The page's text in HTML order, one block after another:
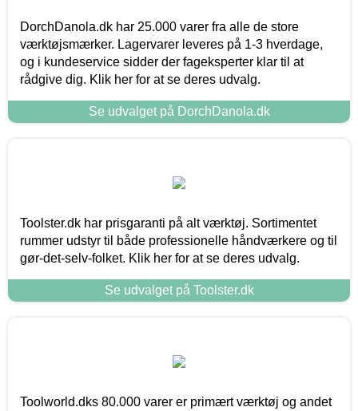
DorchDanola.dk har 25.000 varer fra alle de store
værktøjsmærker. Lagervarer leveres på 1-3 hverdage,
og i kundeservice sidder der fageksperter klar til at
rådgive dig. Klik her for at se deres udvalg.
Se udvalget på DorchDanola.dk
Toolster.dk har prisgaranti på alt værktøj. Sortimentet
rummer udstyr til både professionelle håndværkere og til
gør-det-selv-folket. Klik her for at se deres udvalg.
Se udvalget på Toolster.dk
Toolworld.dks 80.000 varer er primært værktøj og andet